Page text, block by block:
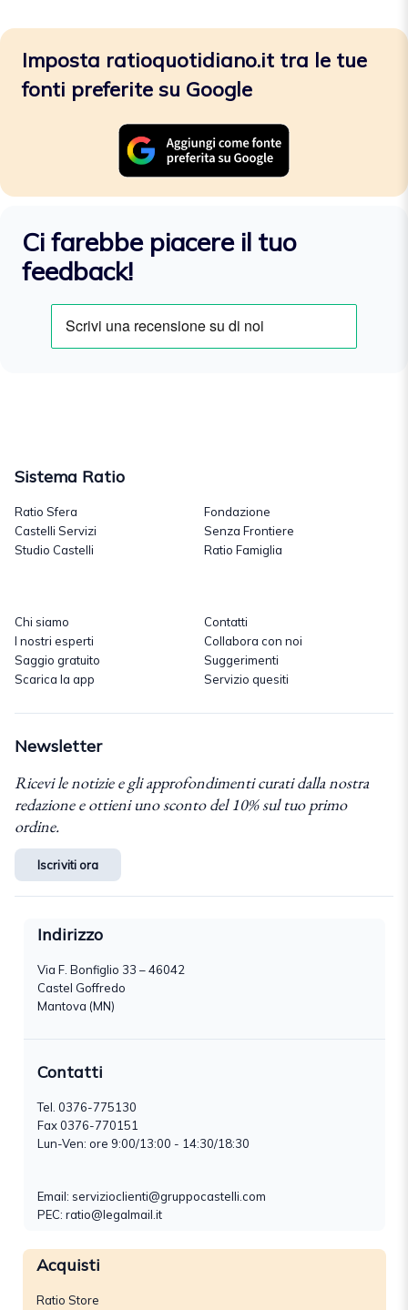
Imposta ratioquotidiano.it tra le tue
fonti preferite su Google
Ci farebbe piacere il tuo
feedback!
Sistema Ratio
Ratio Sfera
Castelli Servizi
Studio Castelli
Fondazione
Senza Frontiere
Ratio Famiglia
Chi siamo
I nostri esperti
Saggio gratuito
Scarica la app
Contatti
Collabora con noi
Suggerimenti
Servizio quesiti
Newsletter
Ricevi le notizie e gli approfondimenti curati dalla nostra
redazione e ottieni uno sconto del 10% sul tuo primo
ordine.
Iscriviti ora
Indirizzo
Via F. Bonfiglio 33 – 46042
Castel Goffredo
Mantova (MN)
Contatti
Tel. 0376-775130
Fax 0376-770151
Lun-Ven: ore 9:00/13:00 - 14:30/18:30
Email: servizioclienti@gruppocastelli.com
PEC: ratio@legalmail.it
Acquisti
Ratio Store